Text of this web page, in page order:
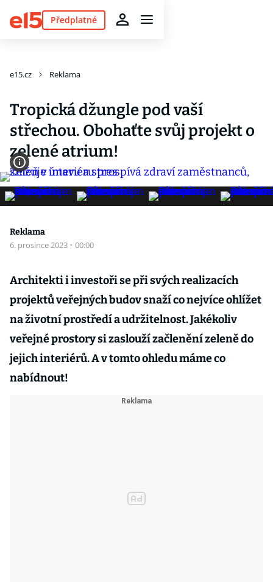
Předplatné
e15.cz Reklama
Tropická džungle pod vaší
střechou. Obohaťte svůj projekt o
zelené atrium!
Reklama
6. prosince 2023 · 00:00
Architekti i investoři se při svých realizacích
projektů veřejných budov snaží co nejvíce ohlížet
na životní prostředí a udržitelnost. Jakékoliv
veřejné prostory si zaslouží začlenění zeleně do
jejich interiérů. A v tomto ohledu máme co
nabídnout!